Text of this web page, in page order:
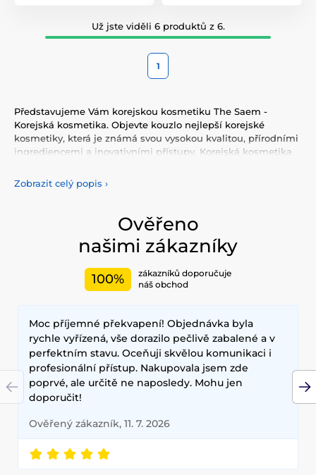
Už jste viděli 6 produktů z 6.
1
Představujeme Vám korejskou kosmetiku The Saem -
Korejská kosmetika. Objevte kouzlo nejlepší korejské
kosmetiky, která je známá svou vysokou kvalitou, přírodními
ingrediencemi a inovativními přístupy. Korejská kosmetika
Vyzkoušejte tonery, séra, esence, pleťové krémy, vše pro
odlíčení a čištění pleti. Korejská kosmetika se také
opalovacími krémy. Doporučujeme také vyzkoušet péči o
vlasy, jako jsou šampony, kondicionery, masky, oleje a další.
Nesmíme zapomenout také na dekorativní kosmetiku pro
Mezi nejčastěji používané ingredience patří šnečí extrakt,
elasticitu. Hlavními benefity korejské kosmetiky jsou
dlouhodobé výsledky, přírodní složení a inovativní
technologie, které zajišťují zdravou a zářivou pleť.
Zobrazit celý popis ›
Ověřeno
našimi zákazníky
100%
zákazníků doporučuje
náš obchod
Moc příjemné překvapení! Objednávka byla
rychle vyřízená, vše dorazilo pečlivě zabalené a v
perfektním stavu. Oceňuji skvělou komunikaci i
profesionální přístup. Nakupovala jsem zde
poprvé, ale určitě ne naposledy. Mohu jen
doporučit!
Ověřený zákazník, 11. 7. 2026